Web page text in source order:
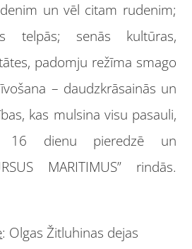
un vēl citam rudenim;
telpās; senās kultūras,
padomju režīma smago
– daudzkrāsainās un
kas mulsina visu pasauli,
16 dienu pieredzē un
MARITIMUS” rindās.
: Olgas Žitluhinas dejas